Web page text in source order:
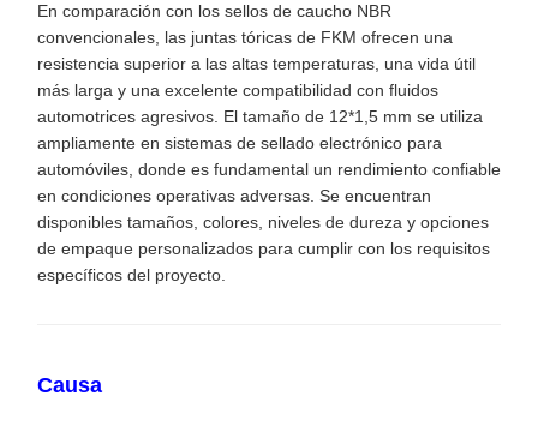
En comparación con los sellos de caucho NBR
convencionales, las juntas tóricas de FKM ofrecen una
resistencia superior a las altas temperaturas, una vida útil
más larga y una excelente compatibilidad con fluidos
automotrices agresivos. El tamaño de 12*1,5 mm se utiliza
ampliamente en sistemas de sellado electrónico para
automóviles, donde es fundamental un rendimiento confiable
en condiciones operativas adversas. Se encuentran
disponibles tamaños, colores, niveles de dureza y opciones
de empaque personalizados para cumplir con los requisitos
específicos del proyecto.
Causa